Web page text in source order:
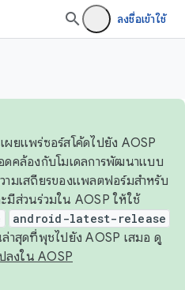
ลงชื่อเข้าใช้
ผยแพร่ซอร์สโค้ดไปยัง AOSP
ดคล้องกับโมเดลการพัฒนาแบบ
มเสถียรของแพลตฟอร์มสำหรับ
มีส่วนร่วมใน AOSP ให้ใช้
android-latest-release
าสุดที่พุชไปยัง AOSP เสมอ ดู
ลงใน AOSP